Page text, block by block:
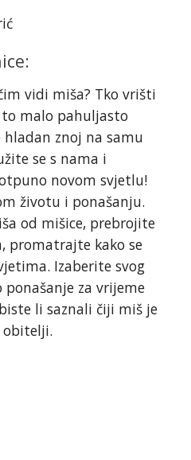
vidi miša? Tko vrišti
malo pahuljasto
hladan znoj na samu
se s nama i
novom svjetlu!
životu i ponašanju.
od mišice, prebrojite
promatrajte kako se
Izaberite svog
za vrijeme
li saznali čiji miš je
obitelji.